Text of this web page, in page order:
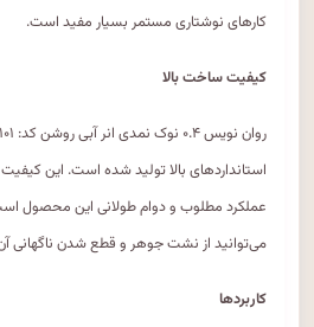
کارهای نوشتاری مستمر بسیار مفید است.
کیفیت ساخت بالا
استانداردهای بالا تولید شده است. این
عملکرد مطلوب و دوام طولانی این محصول
می‌توانید از نشت جوهر و قطع شدن ناگهانی آن
کاربردها